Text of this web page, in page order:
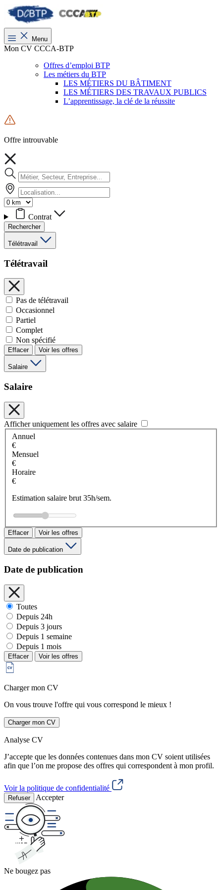
Menu
Mon CV CCCA-BTP
Offres d’emploi BTP
Les métiers du BTP
LES MÉTIERS DU BÂTIMENT
LES MÉTIERS DES TRAVAUX PUBLICS
L’apprentissage, la clé de la réussite
Offre introuvable
Contrat
Rechercher
Télétravail
Télétravail
Pas de télétravail
Occasionnel
Partiel
Complet
Non spécifié
Effacer Voir les offres
Salaire
Salaire
Afficher uniquement les offres avec salaire
Annuel
€
Mensuel
€
Horaire
€
Estimation salaire brut 35h/sem.
Effacer Voir les offres
Date de publication
Date de publication
Toutes
Depuis 24h
Depuis 3 jours
Depuis 1 semaine
Depuis 1 mois
Effacer Voir les offres
Charger mon CV
On vous trouve l'offre qui vous correspond le mieux !
Charger mon CV
Analyse CV
J’accepte que les données contenues dans mon CV soient utilisées
afin que l’on me propose des offres qui correspondent à mon profil.
Voir la politique de confidentialité
Refuser Accepter
Ne bougez pas